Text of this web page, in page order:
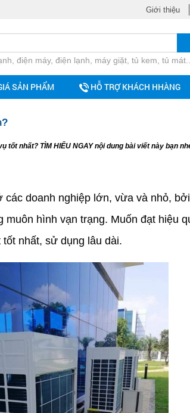
Giới thiệu
điện máy, điện lạnh, máy giặt, tủ kem, tủ
SẢN PHẨM HỖ TRỢ KHÁCH HHÀNG
nhất? TÌM HIỂU NGAY nội dung bài viết này bạn
doanh nghiệp lớn, vừa và nhỏ,
muôn hình vạn trạng. Muốn đạt hiệu
nhất, sử dụng lâu dài.